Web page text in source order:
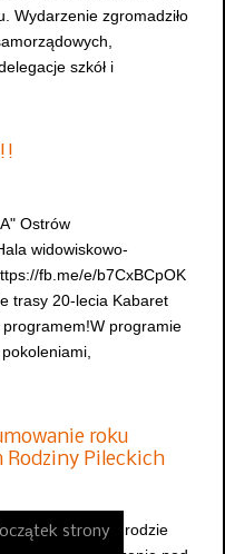
Wydarzenie zgromadziło
szkół i
Ostrów
widowiskowo-
fb.me/e/b7CxBCpOK
trasy 20-lecia Kabaret
programie
roku
Rodziny Pileckich
13:00 w ogrodzie
strony